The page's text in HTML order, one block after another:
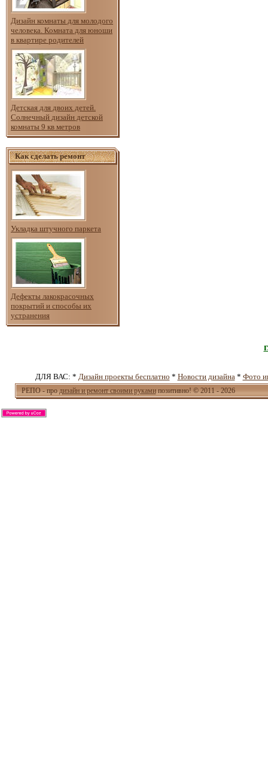
Дизайн комнаты для молодого
человека. Комната для юноши
в квартире родителей
Детская для двоих детей.
Солнечный дизайн детской
комнаты 9 кв метров
Как сделать ремонт
Укладка штучного паркета
Дефекты лакокрасочных
покрытий и способы их
устранения
ДЛЯ ВАС: * Дизайн проекты бесплатно * Новости дизайна * Фото
РЕПО - про дизайн и ремонт своими рукамипозитивно! © 2011 - 2026